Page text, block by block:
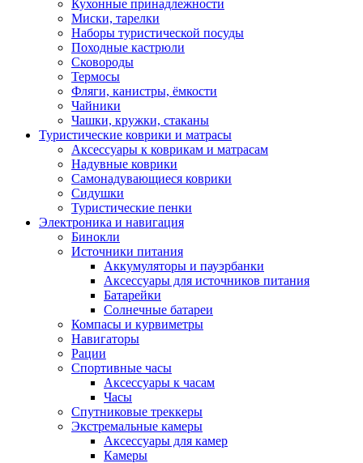
Кухонные принадлежности
Миски, тарелки
Наборы туристической посуды
Походные кастрюли
Сковороды
Термосы
Фляги, канистры, ёмкости
Чайники
Чашки, кружки, стаканы
Туристические коврики и матрасы
Аксессуары к коврикам и матрасам
Надувные коврики
Самонадувающиеся коврики
Сидушки
Туристические пенки
Электроника и навигация
Бинокли
Источники питания
Аккумуляторы и пауэрбанки
Аксессуары для источников питания
Батарейки
Солнечные батареи
Компасы и курвиметры
Навигаторы
Рации
Спортивные часы
Аксессуары к часам
Часы
Спутниковые треккеры
Экстремальные камеры
Аксессуары для камер
Камеры